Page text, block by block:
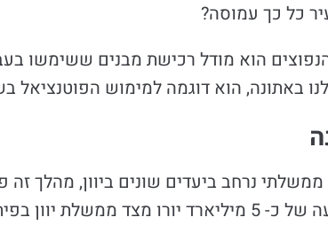
כל כך עמוסה?
הוא מודל רכישת מבנים ששימשו
באתונה, הוא דוגמה למימוש הפוטנציאל
נרחב ביעדים שונים ביוון, מהלך
והתיירותיים של יוון. לדוגמה, השקעה של כ- 5